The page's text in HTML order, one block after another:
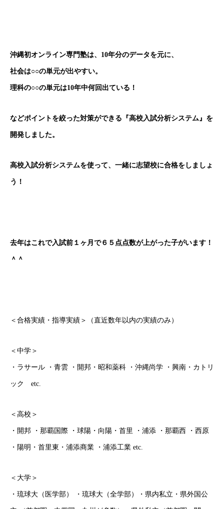
沖縄初オンライン専門塾は、10年分のデータを元に、
社会は○○の単元が出やすい。
理科の○○の単元は10年中何回出ている！
などポイントを絞った対策ができる『高校入試分析システム』を
開発しました。
高校入試分析システムを使って、一緒に志望校に合格をしましょ
う！
去年はこれで入試前１ヶ月で６５点点数が上がった子がいます！
＾＾
＜合格実績・指導実績＞（直近数年以内の実績のみ）
＜中学＞
・ラサール ・青雲 ・開邦・昭和薬科 ・沖縄尚学 ・興南・カトリ
ック etc.
＜高校＞
・開邦 ・那覇国際 ・球陽・向陽・首里 ・浦添 ・那覇西 ・西原
・陽明・首里東・浦添商業 ・浦添工業 etc.
＜大学＞
・琉球大（医学部） ・琉球大（全学部）・県内私立・県外国公